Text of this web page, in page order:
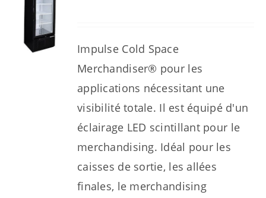
Impulse Cold Space
Merchandiser® pour les
applications nécessitant une
visibilité totale. Il est équipé d'un
éclairage LED scintillant pour le
merchandising. Idéal pour les
caisses de sortie, les allées
finales, le merchandising